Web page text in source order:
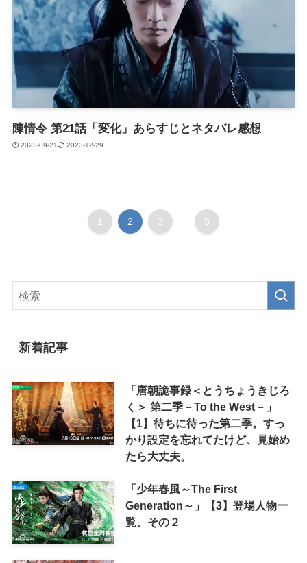
陳情令 第21話「変化」あらすじとネタバレ感想
2023-09-21 2023-12-29
1 2 3 ... 5
新着記事
「唐朝詭事録＜とうちょうきじろ
く＞ 第二季－To the West－」
【1】待ちに待った第二季。すっ
かり設定を忘れてたけど、見始め
たら大丈夫。
「少年春風～The First
Generation～」【3】登場人物一
覧、その２